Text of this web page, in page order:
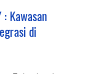
Kawasan
di